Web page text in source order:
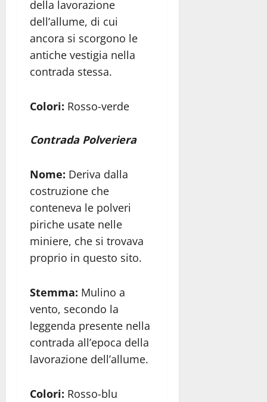
della lavorazione
dell’allume, di cui
ancora si scorgono le
antiche vestigia nella
contrada stessa.
Colori: Rosso-verde
Contrada Polveriera
Nome: Deriva dalla
costruzione che
conteneva le polveri
piriche usate nelle
miniere, che si trovava
proprio in questo sito.
Stemma: Mulino a
vento, secondo la
leggenda presente nella
contrada all’epoca della
lavorazione dell’allume.
Colori: Rosso-blu